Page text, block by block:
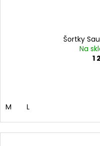
Šortky
Na
1
M L